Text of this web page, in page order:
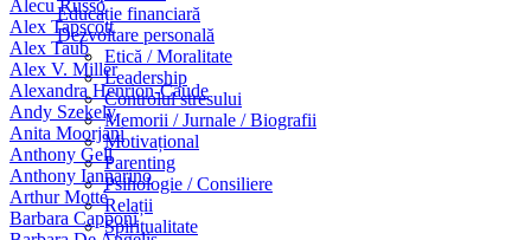
Educație financiară
Dezvoltare personală
Etică / Moralitate
Leadership
Controlul stresului
Memorii / Jurnale / Biografii
Motivațional
Parenting
Psihologie / Consiliere
Relații
Spiritualitate
Alecu Russo
Alex Tapscott
Alex Taub
Alex V. Miller
Alexandra Henrion-Caude
Andy Szekely
Anita Moorjani
Anthony Gell
Anthony Iannarino
Arthur Motté
Barbara Capponi